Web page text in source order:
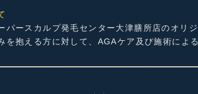
パースカルプ発毛センター大津膳所店のオリジ
を抱える方に対して、AGAケア及び施術によ